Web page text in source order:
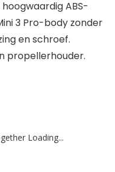
ABS-
3 Pro-body zonder
en schroef.
propellerhouder.
Loading...